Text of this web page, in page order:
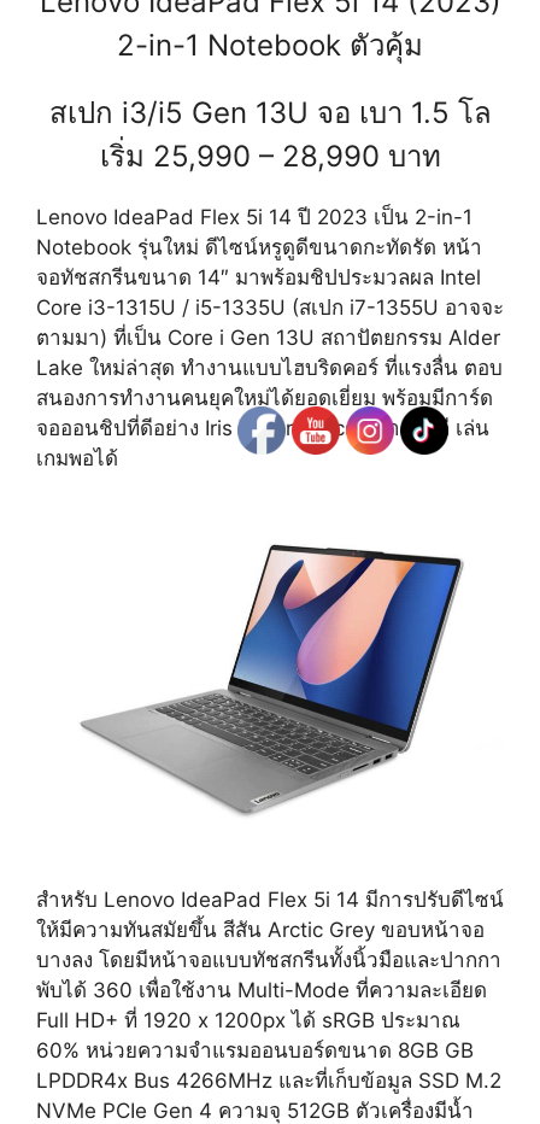
2-in-1 Notebook ตัวคุ้ม
สเปก i3/i5 Gen 13U จอ เบา 1.5 โล
เริ่ม 25,990 – 28,990 บาท
Lenovo IdeaPad Flex 5i 14 ปี 2023 เป็น 2-in-1
Notebook รุ่นใหม่ ดีไซน์หรูดูดีขนาดกะทัดรัด หน้า
จอทัชสกรีนขนาด 14″ มาพร้อมชิปประมวลผล Intel
Core i3-1315U / i5-1335U (สเปก i7-1355U อาจจะ
ตามมา) ที่เป็น Core i Gen 13U สถาปัตยกรรม Alder
Lake ใหม่ล่าสุด ทำงานแบบไฮบริดคอร์ ที่แรงลื่น ตอบ
สนองการทำงานคนยุคใหม่ได้ยอดเยี่ยม พร้อมมีการ์ด
จอออนชิปที่ดีอย่าง Iris Xe Graphics ที่ทำงานดี เล่น
เกมพอได้
สำหรับ Lenovo IdeaPad Flex 5i 14 มีการปรับดีไซน์
ให้มีความทันสมัยขึ้น สีสัน Arctic Grey ขอบหน้าจอ
บางลง โดยมีหน้าจอแบบทัชสกรีนทั้งนิ้วมือและปากกา
พับได้ 360 เพื่อใช้งาน Multi-Mode ที่ความละเอียด
Full HD+ ที่ 1920 x 1200px ได้ sRGB ประมาณ
60% หน่วยความจำแรมออนบอร์ดขนาด 8GB GB
LPDDR4x Bus 4266MHz และที่เก็บข้อมูล SSD M.2
NVMe PCIe Gen 4 ความจุ 512GB ตัวเครื่องมีน้ำ